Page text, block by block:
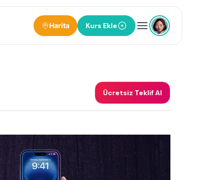
Harita Kurs Ekle
Ücretsiz Teklif Al